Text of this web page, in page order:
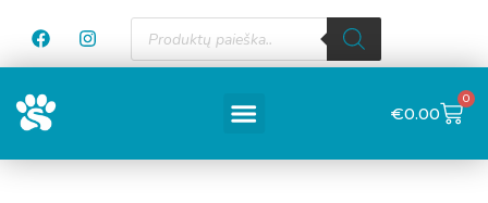
€0.00
0